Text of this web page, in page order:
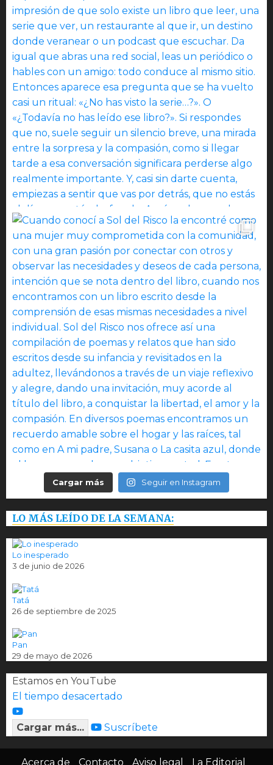
Cargar más Seguir en Instagram
LO MÁS LEÍDO DE LA SEMANA:
Lo inesperado
3 de junio de 2026
Tatá
26 de septiembre de 2025
Pan
29 de mayo de 2026
Estamos en YouTube
El tiempo desacertado
Cargar más... Suscríbete
Acerca de Contacto Aviso legal La Editorial